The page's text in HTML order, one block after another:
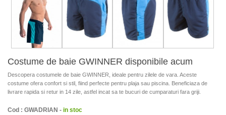
Costume de baie GWINNER disponibile acum
Descopera costumele de baie GWINNER, ideale pentru zilele de vara. Aceste
costume ofera confort si stil, fiind perfecte pentru plaja sau piscina. Beneficiaza de
livrare rapida si retur in 14 zile, astfel incat sa te bucuri de cumparaturi fara griji.
Cod : GWADRIAN - in stoc